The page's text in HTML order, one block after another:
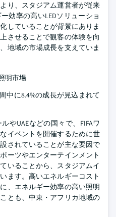
り、スタジアム運営者が従来
効率の高いLEDソリューショ
していることが背景にありま
させることで観客の体験を向
地域の市場成長を支えていま
明市場
中に8.4%の成長が見込まれて
やUAEなどの国々で、FIFAワ
イベントを開催するために世
されていることが主な要因で
ーツやエンターテインメント
いることから、スタジアムイ
ます。高いエネルギーコスト
、エネルギー効率の高い照明
とも、中東・アフリカ地域の